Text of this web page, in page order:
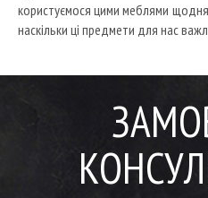
користуємося цими меблями щодня
наскільки ці предмети для нас